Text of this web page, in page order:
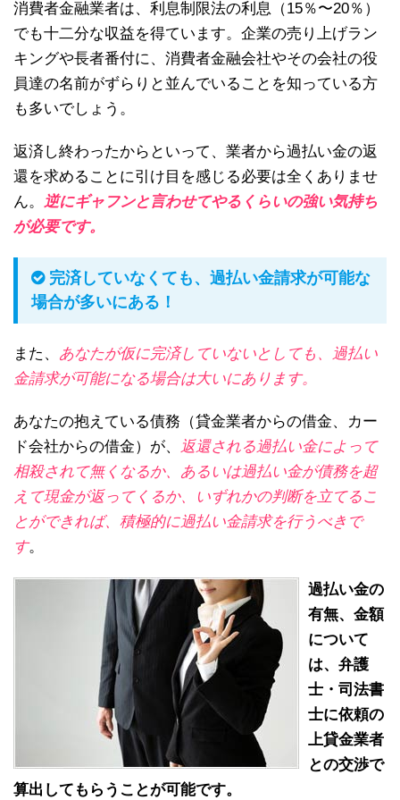
消費者金融業者は、利息制限法の利息（15％〜20％）
でも十二分な収益を得ています。企業の売り上げラン
キングや長者番付に、消費者金融会社やその会社の役
員達の名前がずらりと並んでいることを知っている方
も多いでしょう。
返済し終わったからといって、業者から過払い金の返
還を求めることに引け目を感じる必要は全くありませ
ん。 逆にギャフンと言わせてやるくらいの強い気持ち
が必要です。
完済していなくても、過払い金請求が可能な
場合が多いにある！
また、 あなたが仮に完済していないとしても、過払い
金請求が可能になる場合は大いにあります。
あなたの抱えている債務（貸金業者からの借金、カー
ド会社からの借金）が、 返還される過払い金によって
相殺されて無くなるか、あるいは過払い金が債務を超
えて現金が返ってくるか、いずれかの判断を立てるこ
とができれば、積極的に過払い金請求を行うべきで
す。
過払い金の
有無、金額
について
は、弁護
士・司法書
士に依頼の
上貸金業者
との交渉で
算出してもらうことが可能です。